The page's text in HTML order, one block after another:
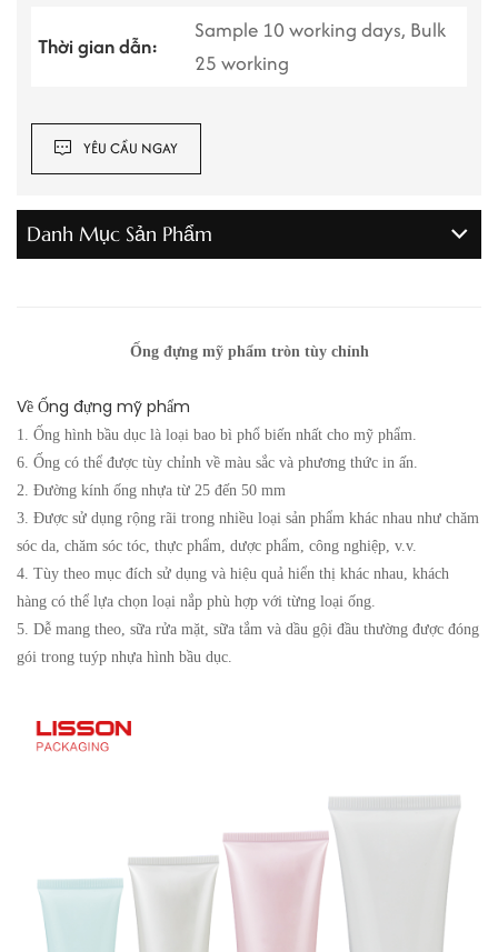
Thời gian dẫn:
Sample 10 working days, Bulk
25 working
YÊU CẦU NGAY
Danh Mục Sản Phẩm
Ống đựng mỹ phẩm tròn tùy chỉnh
Về Ống đựng mỹ phẩm
1. Ống hình bầu dục là loại bao bì phổ biến nhất cho mỹ phẩm.
6. Ống có thể được tùy chỉnh về màu sắc và phương thức in ấn.
2. Đường kính ống nhựa từ 25 đến 50 mm
3. Được sử dụng rộng rãi trong nhiều loại sản phẩm khác nhau như chăm
sóc da, chăm sóc tóc, thực phẩm, dược phẩm, công nghiệp, v.v.
4. Tùy theo mục đích sử dụng và hiệu quả hiển thị khác nhau, khách
hàng có thể lựa chọn loại nắp phù hợp với từng loại ống.
5. Dễ mang theo, sữa rửa mặt, sữa tắm và dầu gội đầu thường được đóng
gói trong tuýp nhựa hình bầu dục.